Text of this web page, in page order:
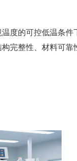
度的可控低温条
完整性、材料可